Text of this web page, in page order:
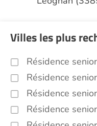
Villes les plus
Résidence
Résidence
Résidence
Résidence